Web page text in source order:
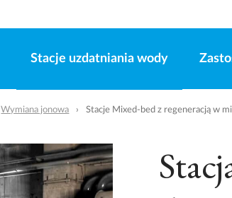
Stacje uzdatniania wody
Wymiana jonowa Stacje Mixed-bed z regeneracją w